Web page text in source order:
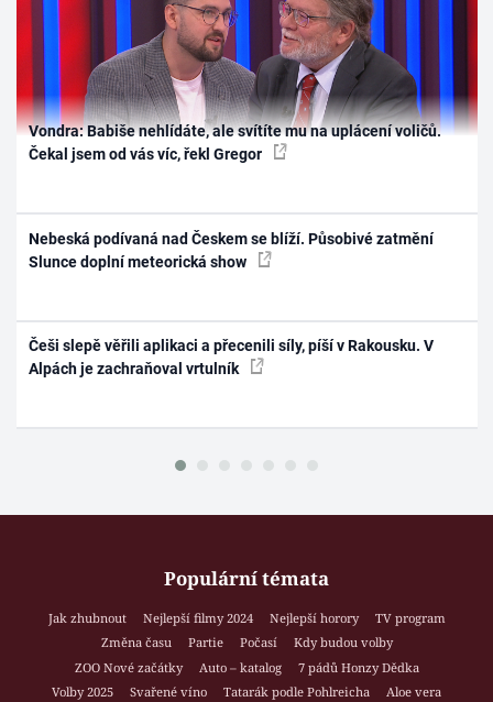
Vondra: Babiše nehlídáte, ale svítíte mu na uplácení voličů.
Čekal jsem od vás víc, řekl Gregor
Nebeská podívaná nad Českem se blíží. Působivé zatmění
Slunce doplní meteorická show
Češi slepě věřili aplikaci a přecenili síly, píší v Rakousku. V
Alpách je zachraňoval vrtulník
Populární témata
Jak zhubnout Nejlepší filmy 2024 Nejlepší horory
TV program
Změna času
Partie Počasí
Kdy budou volby
ZOO Nové začátky
Auto – katalog
7 pádů Honzy Dědka
Volby 2025
Svařené víno Tatarák podle Pohlreicha
Aloe vera